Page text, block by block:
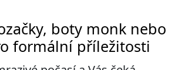
boty monk nebo
formální příležitosti